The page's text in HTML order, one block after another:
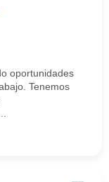
oportunidades
Tenemos